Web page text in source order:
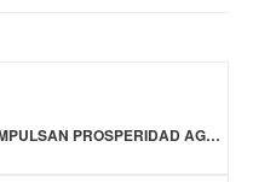
ASOCIACIONES MEXICANAS IMPULSAN PROSPERIDAD AGROALIMENTARIA